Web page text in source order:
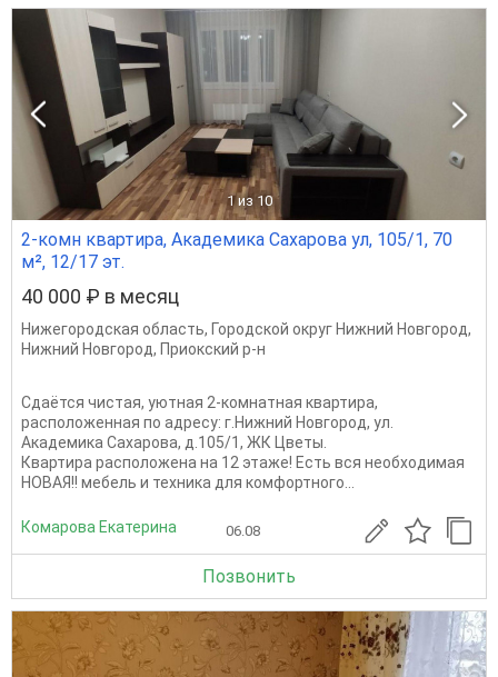
1 из 10
2-комн квартира, Академика Сахарова ул, 105/1, 70
м², 12/17 эт.
40 000 ₽ в месяц
Нижегородская область, Городской округ Нижний Новгород,
Нижний Новгород, Приокский р-н
Сдаётся чистая, уютная 2-комнатная квартира,
расположенная по адресу: г.Нижний Новгород, ул.
Академика Сахарова, д.105/1, ЖК Цветы.
Квартира расположена на 12 этаже! Есть вся необходимая
НОВАЯ!! мебель и техника для комфортного...
Комарова Екатерина 06.08
Позвонить